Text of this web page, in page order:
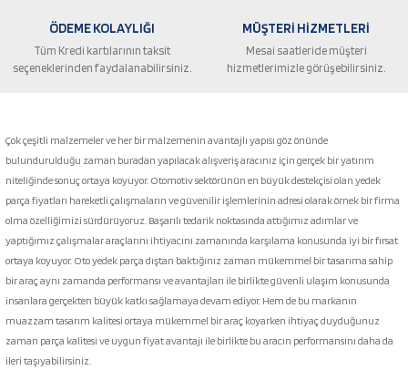
Gönder
ÖDEME KOLAYLIĞI
Tüm Kredi kartılarının taksit
seçeneklerinden faydalanabilirsiniz.
MÜŞTERİ HİZMETLERİ
Mesai saatleride müşteri
hizmetlerimizle görüşebilirsiniz.
Çok çeşitli malzemeler ve her bir malzemenin avantajlı yapısı göz önünde
bulundurulduğu zaman buradan yapılacak alışveriş aracınız için gerçek bir yatırım
niteliğinde sonuç ortaya koyuyor. Otomotiv sektörünün en büyük destekçisi olan yedek
parça fiyatları hareketli çalışmaların ve güvenilir işlemlerinin adresi olarak örnek bir firma
olma özelliğimizi sürdürüyoruz. Başarılı tedarik noktasında attığımız adımlar ve
yaptığımız çalışmalar araçlarını ihtiyacını zamanında karşılama konusunda iyi bir fırsat
ortaya koyuyor. Oto yedek parça dıştan baktığınız zaman mükemmel bir tasarıma sahip
bir araç aynı zamanda performansı ve avantajları ile birlikte güvenli ulaşım konusunda
insanlara gerçekten büyük katkı sağlamaya devam ediyor. Hem de bu markanın
muazzam tasarım kalitesi ortaya mükemmel bir araç koyarken ihtiyaç duyduğunuz
zaman parça kalitesi ve uygun fiyat avantajı ile birlikte bu aracın performansını daha da
ileri taşıyabilirsiniz.